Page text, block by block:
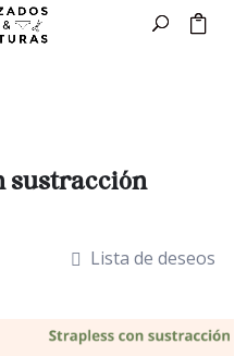
sustracción
Lista de deseos